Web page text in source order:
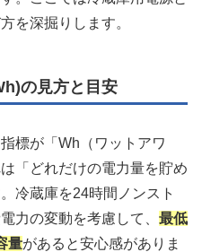
を深掘りします。
の見方と目安
標が「Wh（ワットアワ
「どれだけの電力量を貯め
冷蔵庫を24時間ノンスト
力の変動を考慮して、 最低
量があると安心感がありま